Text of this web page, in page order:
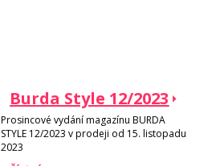
Burda Style 12/2023
Prosincové vydání magazínu BURDA
STYLE 12/2023 v prodeji od 15. listopadu
2023